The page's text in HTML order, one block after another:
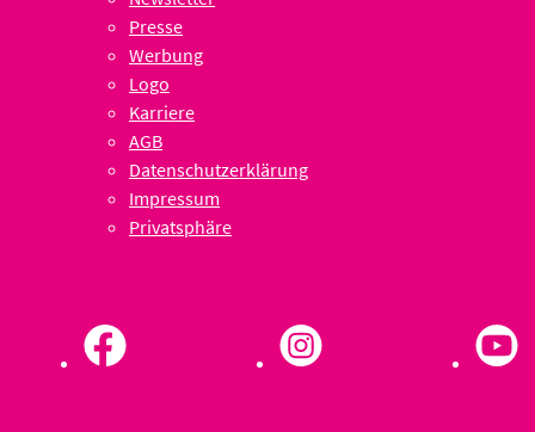
Presse
Werbung
Logo
Karriere
AGB
Datenschutzerklärung
Impressum
Privatsphäre